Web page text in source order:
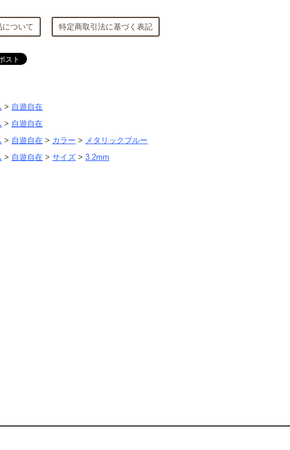
について 特定商取引法に基づく表記
> 自遊自在
> 自遊自在
> 自遊自在 > カラー > メタリックブルー
> 自遊自在 > サイズ > 3.2mm